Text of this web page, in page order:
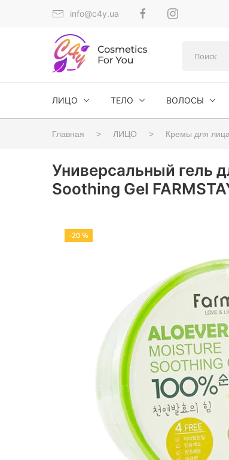
info@c4y.ua
ЛИЦО ТЕЛО ВОЛОСЫ
Главная ЛИЦО Кремы для лица
Универсальный гель
Soothing Gel
-20 %